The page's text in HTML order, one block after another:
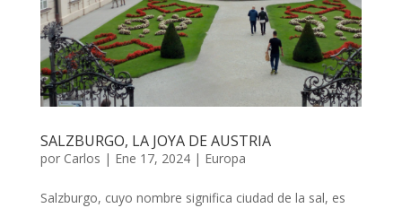
SALZBURGO, LA JOYA DE AUSTRIA
por Carlos | Ene 17, 2024| Europa
Salzburgo, cuyo nombre significa ciudad de la sal, es